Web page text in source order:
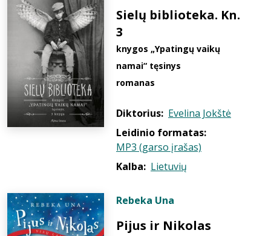
Sielų biblioteka. Kn.
3
knygos „Ypatingų vaikų
namai“ tęsinys
romanas
Diktorius: Evelina Jokštė
Leidinio formatas:
MP3 (garso įrašas)
Kalba: Lietuvių
Rebeka Una
Pijus ir Nikolas